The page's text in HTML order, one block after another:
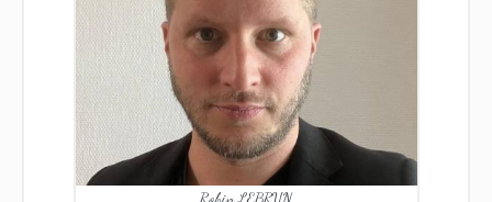
Robin LEBRUN